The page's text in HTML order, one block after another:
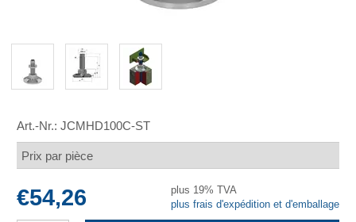
Art.-Nr.: JCMHD100C-ST
Prix par pièce
€54,26
plus 19% TVA
plus frais d'expédition et d'emballage